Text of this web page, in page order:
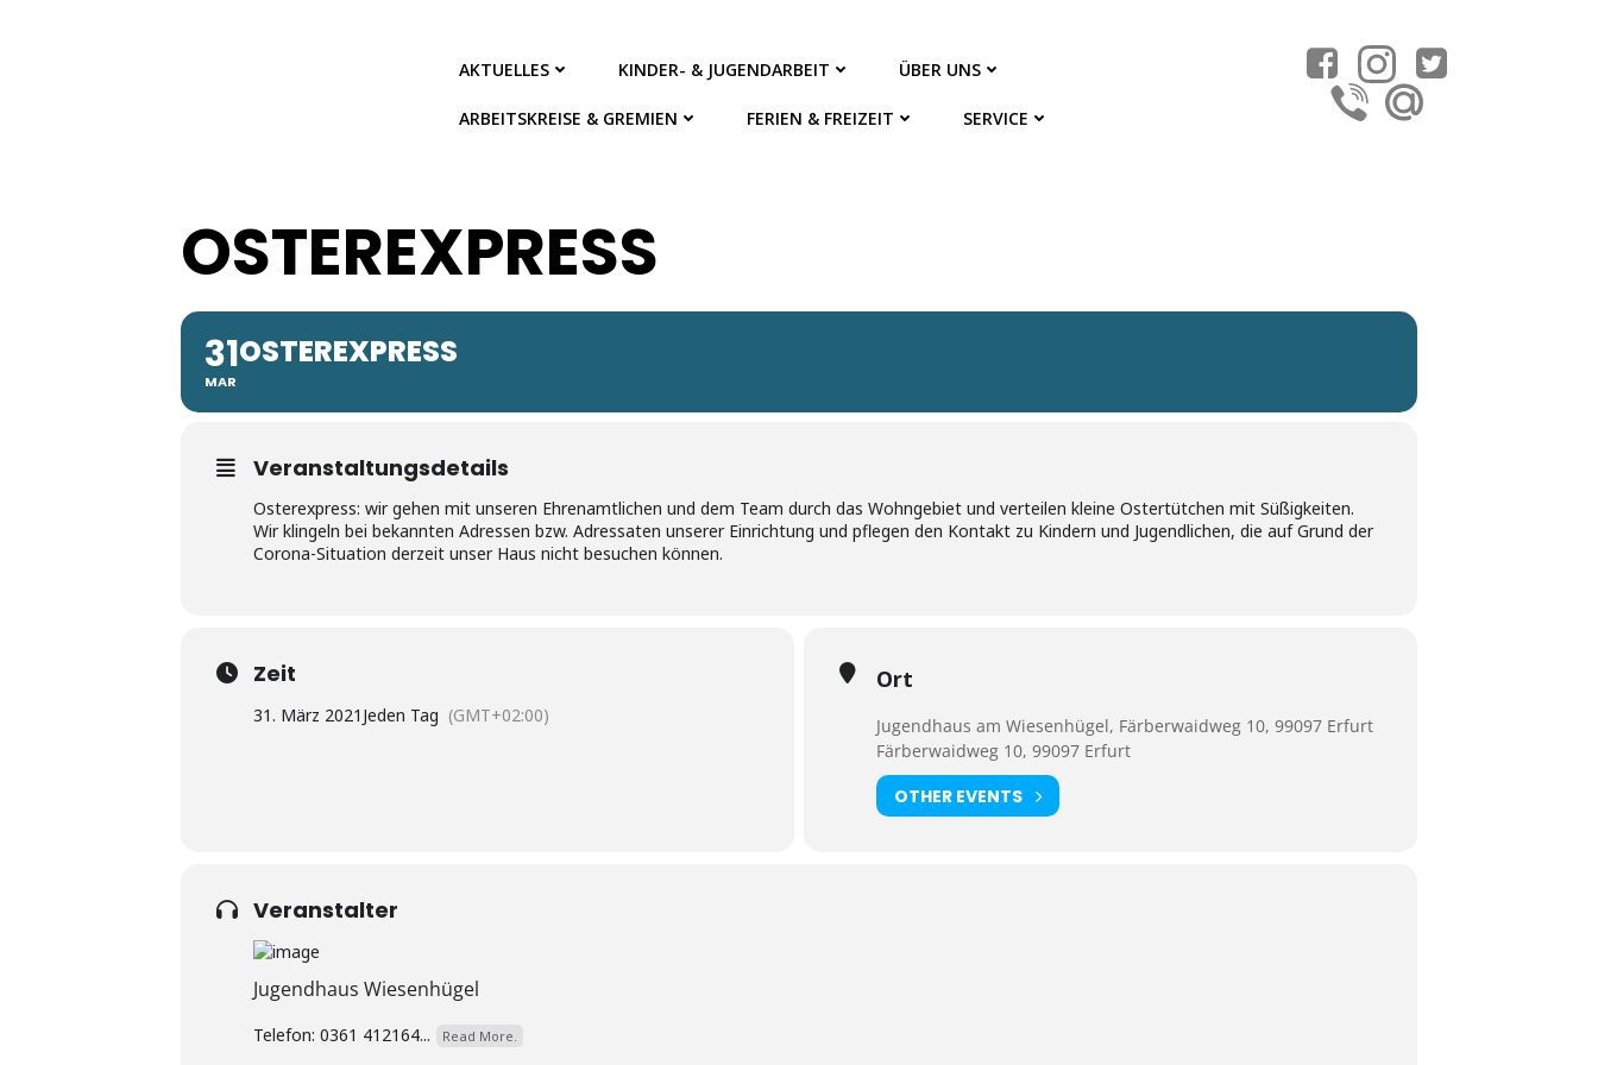
AKTUELLES KINDER- & JUGENDARBEIT ÜBER UNS
ARBEITSKREISE & GREMIEN FERIEN & FREIZEIT SERVICE
OSTEREXPRESS
31
MAR
OSTEREXPRESS
Veranstaltungsdetails
Osterexpress: wir gehen mit unseren Ehrenamtlichen und dem Team durch das Wohngebiet und verteilen kleine Ostertütchen mit Süßigkeiten.
Wir klingeln bei bekannten Adressen bzw. Adressaten unserer Einrichtung und pflegen den Kontakt zu Kindern und Jugendlichen, die auf Grund der
Corona-Situation derzeit unser Haus nicht besuchen können.
Zeit
31. März 2021 Jeden Tag (GMT+02:00)
Ort
Jugendhaus am Wiesenhügel, Färberwaidweg 10, 99097 Erfurt
Färberwaidweg 10, 99097 Erfurt
OTHER EVENTS
Veranstalter
Jugendhaus Wiesenhügel
Telefon: 0361 412164... Read More.